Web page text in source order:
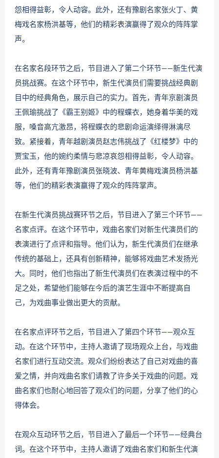
怨相得益彰，令人动容。此外，还有豫剧名家张火丁、黄
梅戏名家杨洪基等，他们的精彩表演赢得了观众的阵阵掌
声。
在名家名段环节之后，节目进入了第二个环节——新生代演
员挑战赛。在这个环节中，新生代演员们需要挑战经典剧
目中的经典角色，展示自己的实力。首先，青年京剧演员
王佩瑜挑战了《霸王别姬》中的程蝶衣，她身着华美的戏
服，嗓音高亢激昂，将程蝶衣的悲剧命运演绎得淋漓尽
致。紧接着，青年越剧演员赵志伟挑战了《红楼梦》中的
贾宝玉，他的婉约柔情与悲凉哀怨相得益彰，令人动容。
此外，还有青年豫剧演员张晓波、青年黄梅戏演员杨洪基
等，他们的精彩表演赢得了观众的阵阵掌声。
在新生代演员挑战赛环节之后，节目进入了第三个环节——
名家点评。在这个环节中，戏曲名家们对新生代演员们的
表演进行了点评和指导。他们认为，新生代演员们在继承
传统的基础上，还具有创新精神，能够将戏曲艺术发扬光
大。同时，他们也指出了新生代演员们在表演过程中的不
足之处，希望他们能够在今后的演艺生涯中不断提高自
己，为戏曲事业做出更大的贡献。
在名家点评环节之后，节目进入了第四个环节——观众互
动。在这个环节中，主持人邀请了现场观众上台，与戏曲
名家们进行互动交流。观众们纷纷表达了自己对戏曲的喜
爱之情，并向戏曲名家们请教了许多关于戏曲的问题。戏
曲名家们也耐心地回答了观众们的问题，分享了他们的心
得体会。
在观众互动环节之后，节目进入了最后一个环节——经典台
词。在这个环节中，主持人邀请了戏曲名家们和新生代演